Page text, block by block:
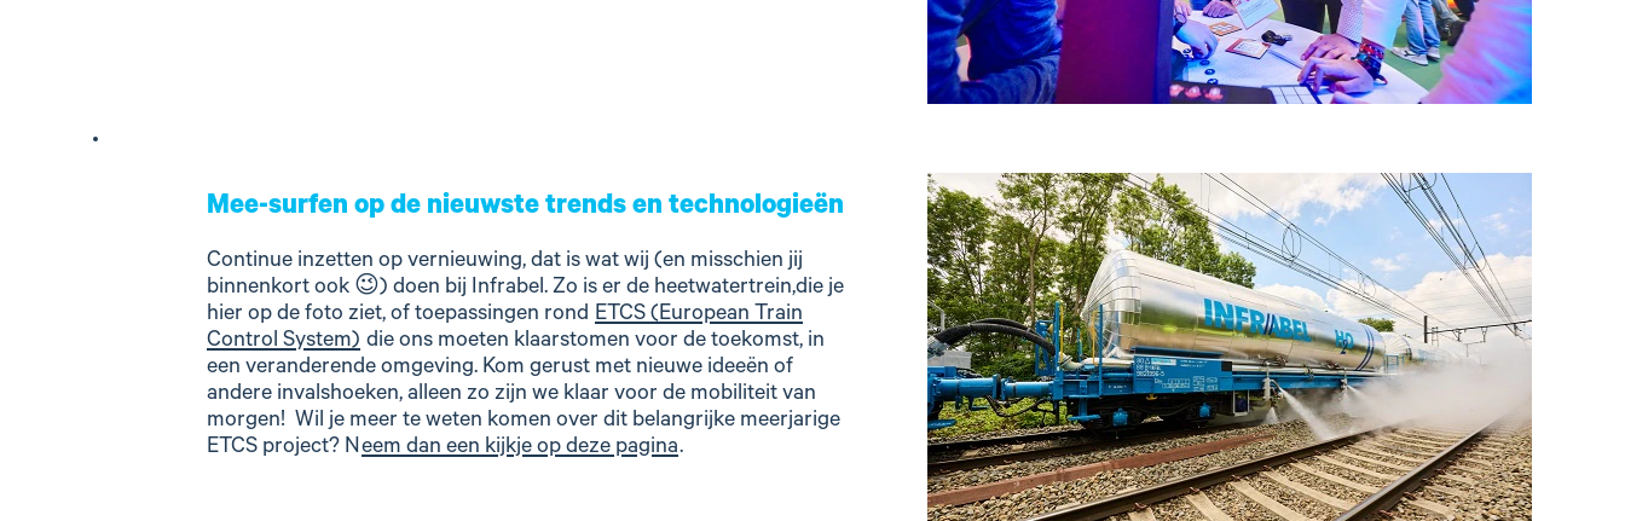
Mee-surfen op de nieuwste trends en technologieën
Continue inzetten op vernieuwing, dat is wat wij (en misschien jij
binnenkort ook 😉) doen bij Infrabel. Zo is er de heetwatertrein,die je
hier op de foto ziet, of toepassingen rond ETCS (European Train
Control System) die ons moeten klaarstomen voor de toekomst, in
een veranderende omgeving. Kom gerust met nieuwe ideeën of
andere invalshoeken, alleen zo zijn we klaar voor de mobiliteit van
morgen! Wil je meer te weten komen over dit belangrijke meerjarige
ETCS project? Neem dan een kijkje op deze pagina.